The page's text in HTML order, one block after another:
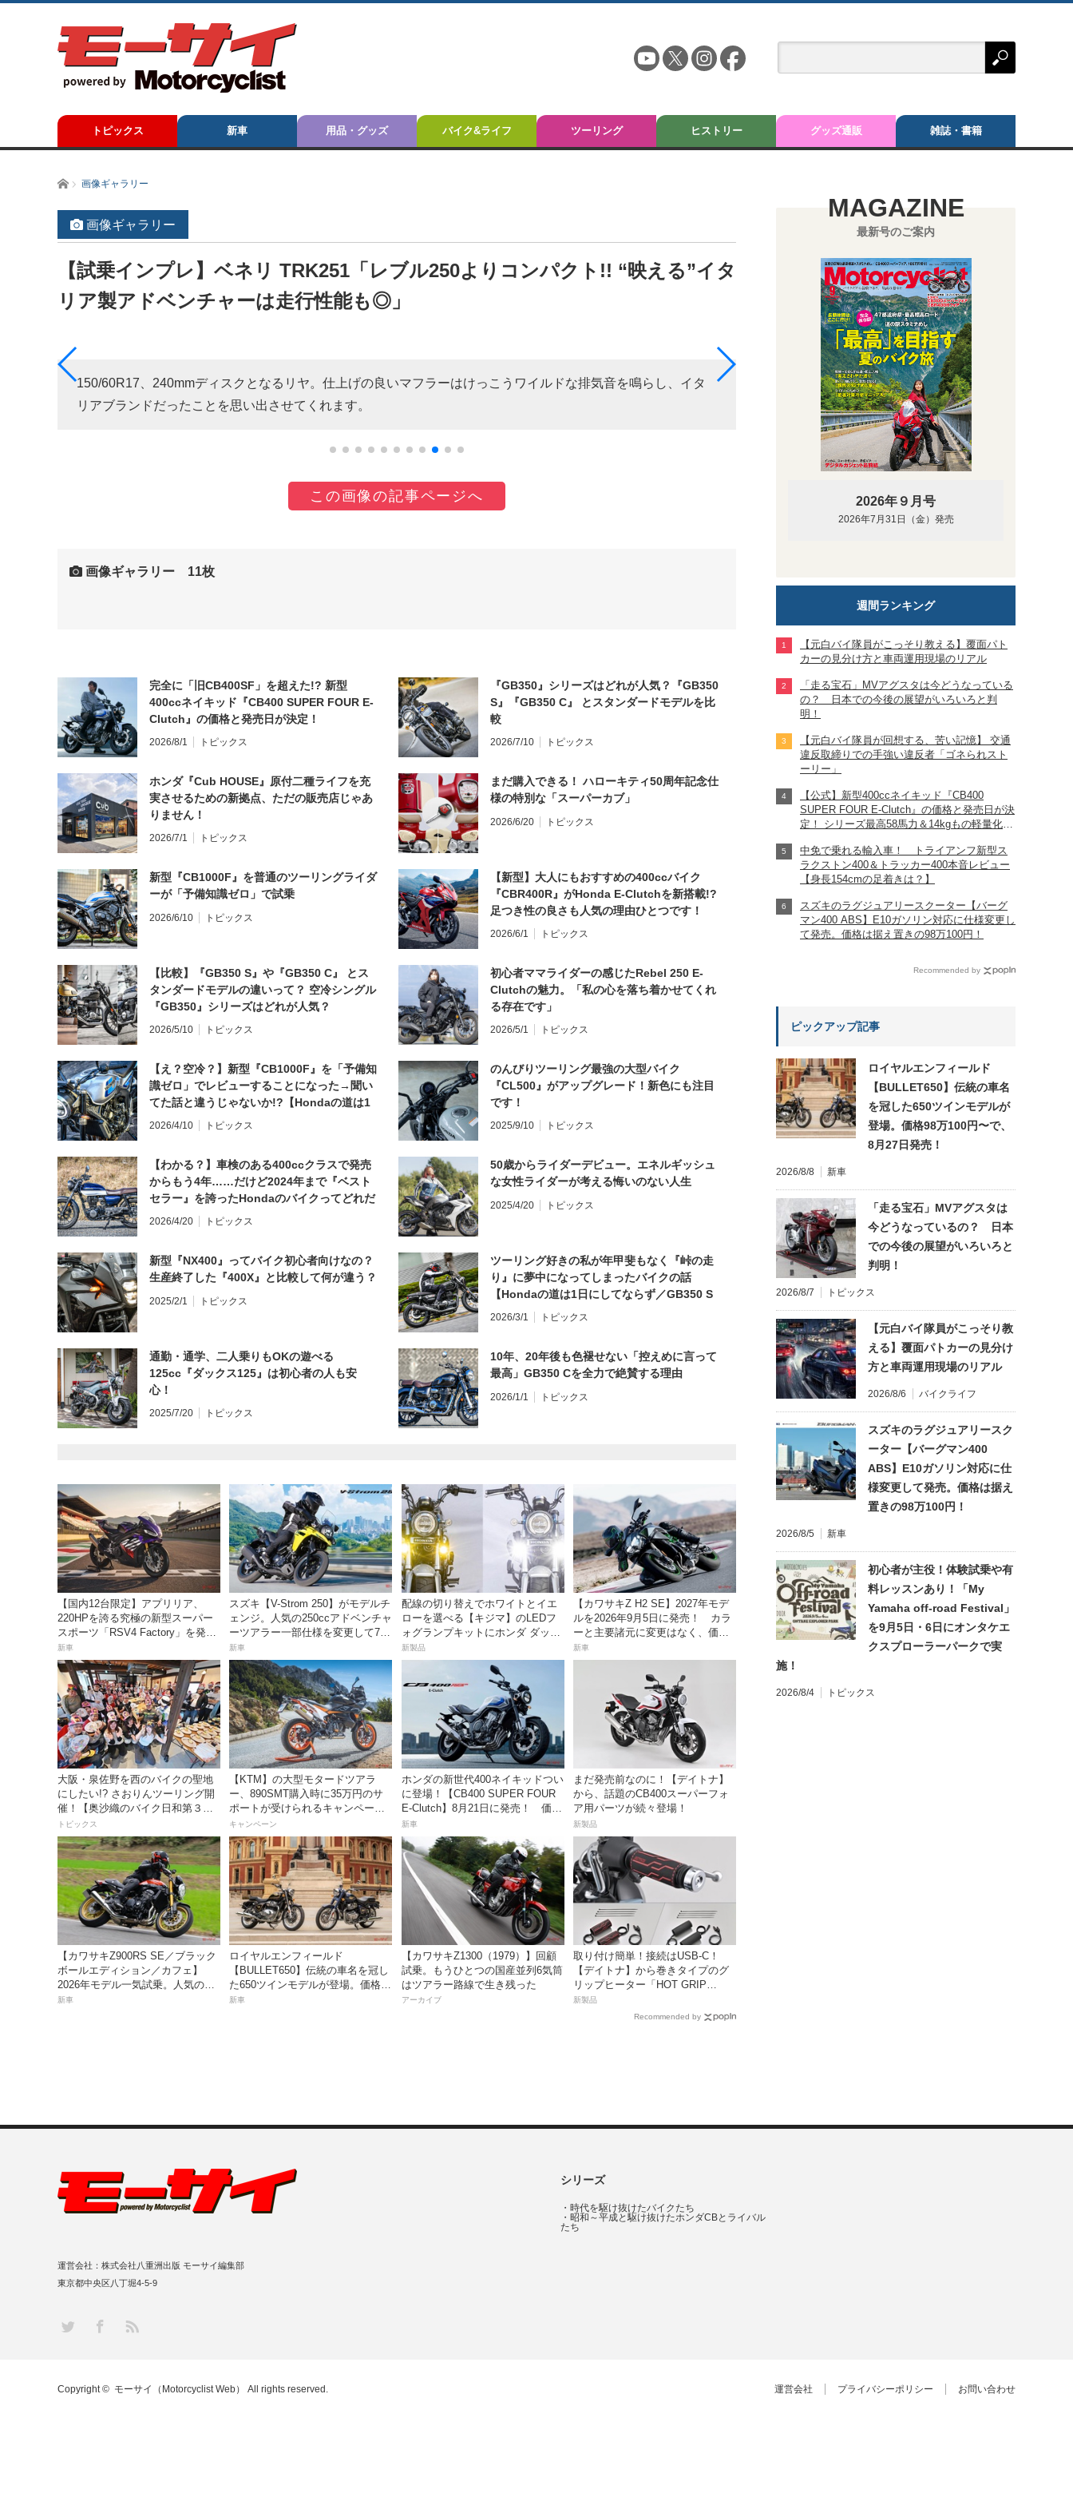
トピックス 新車 用品・グッズ バイク&ライフ ツーリング ヒストリー グッズ通販 雑誌・書籍
ホーム画像ギャラリー
画像ギャラリー
【試乗インプレ】ベネリ TRK251「レブル250よりコンパクト!! “映える”イタ
リア製アドベンチャーは走行性能も◎」
150/60R17、240mmディスクとなるリヤ。仕上げの良いマフラーはけっこうワイルドな排気音を鳴らし、イタ
リアブランドだったことを思い出させてくれます。
オフ走行などで気になるブレーキペダルの高さも、
リの真面目な作りが表れています。
この画像の記事ページへ
画像ギャラリー 11枚
完全に「旧CB400SF」を超えた!? 新型
400ccネイキッド『CB400 SUPER FOUR E-
Clutch』の価格と発売日が決定！
2026/8/1 トピックス
『GB350』シリーズはどれが人気？『GB350
S』『GB350 C』 とスタンダードモデルを比
較
2026/7/10 トピックス
ホンダ『Cub HOUSE』原付二種ライフを充
実させるための新拠点、ただの販売店じゃあ
りません！
2026/7/1 トピックス
まだ購入できる！ ハローキティ50周年記念仕
様の特別な「スーパーカブ」
2026/6/20 トピックス
新型『CB1000F』を普通のツーリングライダ
ーが「予備知識ゼロ」で試乗
2026/6/10 トピックス
【新型】大人にもおすすめの400ccバイク
『CBR400R』がHonda E-Clutchを新搭載!?
足つき性の良さも人気の理由ひとつです！
2026/6/1 トピックス
【比較】『GB350 S』や『GB350 C』 とス
タンダードモデルの違いって？ 空冷シングル
『GB350』シリーズはどれが人気？
2026/5/10 トピックス
初心者ママライダーの感じたRebel 250 E-
Clutchの魅力。「私の心を落ち着かせてくれ
る存在です」
2026/5/1 トピックス
【え？空冷？】新型『CB1000F』を「予備知
識ゼロ」でレビューすることになった→聞い
てた話と違うじゃないか!?【Hondaの道は1
日にしてならず／CB1000F ①第一印象 編】
2026/4/10 トピックス
のんびりツーリング最強の大型バイク
『CL500』がアップグレード！新色にも注目
です！
2025/9/10 トピックス
【わかる？】車検のある400ccクラスで発売
からもう4年……だけど2024年まで『ベスト
セラー』を誇ったHondaのバイクってどれだ
と思う？
2026/4/20 トピックス
50歳からライダーデビュー。エネルギッシュ
な女性ライダーが考える悔いのない人生
2025/4/20 トピックス
新型『NX400』ってバイク初心者向けなの？
生産終了した『400X』と比較して何が違う？
2025/2/1 トピックス
ツーリング好きの私が年甲斐もなく『峠の走
り』に夢中になってしまったバイクの話
【Hondaの道は1日にしてならず／GB350 S
インプレ・レビュー 前編】
2026/3/1 トピックス
通勤・通学、二人乗りもOKの遊べる
125cc『ダックス125』は初心者の人も安
心！
2025/7/20 トピックス
10年、20年後も色褪せない「控えめに言って
最高」GB350 Cを全力で絶賛する理由
2026/1/1 トピックス
【国内12台限定】アプリリア、
220HPを誇る究極の新型スーパー
スポーツ「RSV4 Factory」を発
売。価格363万円！
新車
スズキ【V-Strom 250】がモデルチ
ェンジ。人気の250ccアドベンチャ
ーツアラー一部仕様を変更して7月
23日発売。価格68万5300円
新車
配線の切り替えでホワイトとイエ
ローを選べる【キジマ】のLEDフ
ォグランプキットにホンダ ダック
ス／グロム用が登場
新製品
【カワサキZ H2 SE】2027年モデ
ルを2026年9月5日に発売！ カラ
ーと主要諸元に変更はなく、価格
は据え置きの247万5000円！
新車
大阪・泉佐野を西のバイクの聖地
にしたい!? さおりんツーリング開
催！【奥沙織のバイク日和第３
回】
トピックス
【KTM】の大型モタードツアラ
ー、890SMT購入時に35万円のサ
ポートが受けられるキャンペーン
を実施中！
キャンペーン
ホンダの新世代400ネイキッドつい
に登場！【CB400 SUPER FOUR
E-Clutch】8月21日に発売！ 価格
99万8800円
新車
まだ発売前なのに！【デイトナ】
から、話題のCB400スーパーフォ
ア用パーツが続々登場！
新製品
【カワサキZ900RS SE／ブラック
ボールエディション／カフェ】
2026年モデル一気試乗。人気の国
産ネオレトロモデルが扱いやすく
新車
ロイヤルエンフィールド
【BULLET650】伝統の車名を冠し
た650ツインモデルが登場。価格98
万100円〜で、8月27日発売！
新車
【カワサキZ1300（1979）】回顧
試乗。もうひとつの国産並列6気筒
はツアラー路線で生き残った
アーカイブ
取り付け簡単！接続はUSB-C！
【デイトナ】から巻きタイプのグ
リップヒーター「HOT GRIP
WRAP HEAT」が登場
新製品
Recommended by
MAGAZINE
最新号のご案内
2026年９月号
2026年7月31日（金）発売
週間ランキング
【元白バイ隊員がこっそり教える】覆面パト
カーの見分け方と車両運用現場のリアル
「走る宝石」MVアグスタは今どうなっている
の？ 日本での今後の展望がいろいろと判
明！
【元白バイ隊員が回想する、苦い記憶】 交通
違反取締りでの手強い違反者「ゴネられスト
ーリー」
【公式】新型400ccネイキッド『CB400
SUPER FOUR E-Clutch』の価格と発売日が決
定！ シリーズ最高58馬力＆14kgもの軽量化!?
【Honda2026新車ニュース】
中免で乗れる輸入車！ トライアンフ新型ス
ラクストン400＆トラッカー400本音レビュー
【身長154cmの足着きは？】
スズキのラグジュアリースクーター【バーグ
マン400 ABS】E10ガソリン対応に仕様変更し
て発売。価格は据え置きの98万100円！
Recommended by
ピックアップ記事
ロイヤルエンフィールド
【BULLET650】伝統の車名
を冠した650ツインモデルが
登場。価格98万100円〜で、
8月27日発売！
2026/8/8 新車
「走る宝石」MVアグスタは
今どうなっているの？ 日本
での今後の展望がいろいろと
判明！
2026/8/7 トピックス
【元白バイ隊員がこっそり教
える】覆面パトカーの見分け
方と車両運用現場のリアル
2026/8/6 バイクライフ
スズキのラグジュアリースク
ーター【バーグマン400
ABS】E10ガソリン対応に仕
様変更して発売。価格は据え
置きの98万100円！
2026/8/5 新車
初心者が主役！体験試乗や有
料レッスンあり！「My
Yamaha off-road Festival」
を9月5日・6日にオンタケエ
クスプローラーパークで実
施！
2026/8/4 トピックス
シリーズ
・ 時代を駆け抜けたバイクたち
・ 昭和～平成と駆け抜けたホンダCBとライバル
たち
運営会社：株式会社八重洲出版 モーサイ編集部
東京都中央区八丁堀4-5-9
Twitter Facebook
RSS
運営会社 プライバシーポリシー お問い合わせ
Copyright © モーサイ（Motorcyclist Web） All rights reserved.